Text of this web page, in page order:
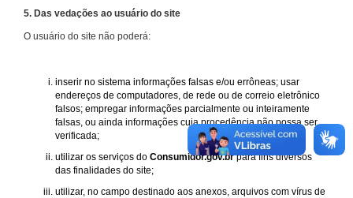
5. Das vedações ao usuário do site
O usuário do site não poderá:
inserir no sistema informações falsas e/ou errôneas; usar
endereços de computadores, de rede ou de correio eletrônico
falsos; empregar informações parcialmente ou inteiramente
falsas, ou ainda informações cuja procedência não possa ser
verificada;
utilizar os serviços do Consumidor.gov.brpara fins diversos
das finalidades do site;
utilizar, no campo destinado aos anexos, arquivos com vírus de